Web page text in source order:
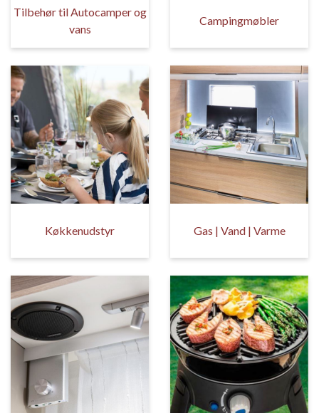
Tilbehør til Autocamper og
vans
Campingmøbler
Køkkenudstyr Gas | Vand | Varme